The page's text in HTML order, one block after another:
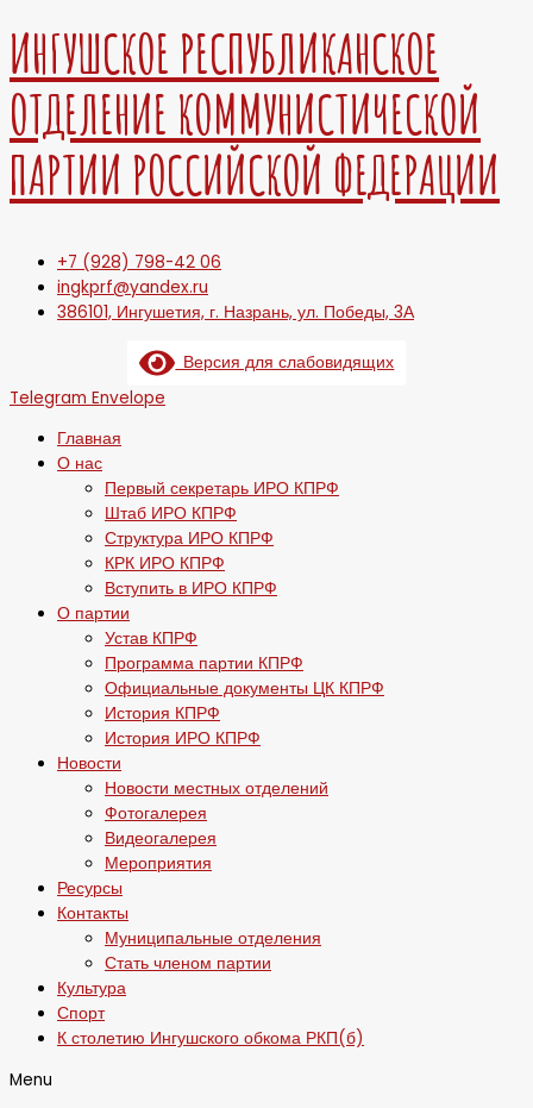
ИНГУШСКОЕ РЕСПУБЛИКАНСКОЕ
ОТДЕЛЕНИЕ КОММУНИСТИЧЕСКОЙ
ПАРТИИ РОССИЙСКОЙ ФЕДЕРАЦИИ
+7 (928) 798-42 06
ingkprf@yandex.ru
386101, Ингушетия, г. Назрань, ул. Победы, 3А
Версия для слабовидящих
Telegram Envelope
Главная
О нас
Первый секретарь ИРО КПРФ
Штаб ИРО КПРФ
Структура ИРО КПРФ
КРК ИРО КПРФ
Вступить в ИРО КПРФ
О партии
Устав КПРФ
Программа партии КПРФ
Официальные документы ЦК КПРФ
История КПРФ
История ИРО КПРФ
Новости
Новости местных отделений
Фотогалерея
Видеогалерея
Мероприятия
Ресурсы
Контакты
Муниципальные отделения
Стать членом партии
Культура
Спорт
К столетию Ингушского обкома РКП(б)
Menu